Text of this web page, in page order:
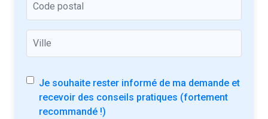
Je souhaite rester informé de ma demande et
recevoir des conseils pratiques (fortement
recommandé !)